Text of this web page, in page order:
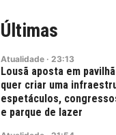
Últimas
Atualidade · 23:13
Lousã aposta em
quer criar uma
espetáculos,
e parque de lazer